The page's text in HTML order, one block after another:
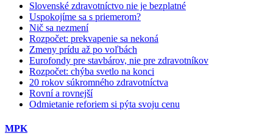
Slovenské zdravotníctvo nie je bezplatné
Uspokojíme sa s priemerom?
Nič sa nezmení
Rozpočet: prekvapenie sa nekoná
Zmeny prídu až po voľbách
Eurofondy pre stavbárov, nie pre zdravotníkov
Rozpočet: chýba svetlo na konci
20 rokov súkromného zdravotníctva
Rovní a rovnejší
Odmietanie reforiem si pýta svoju cenu
MPK